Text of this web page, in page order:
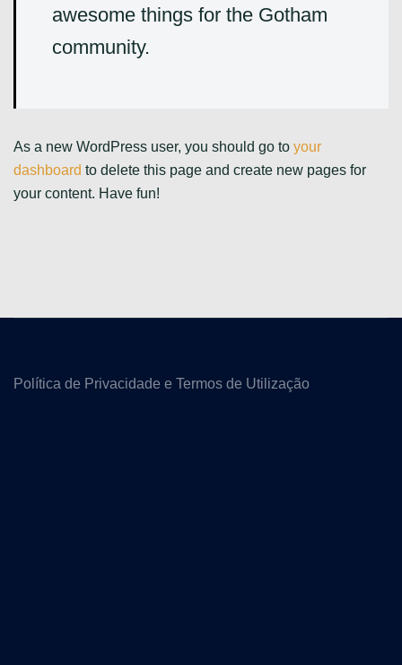
awesome things for the Gotham
community.
As a new WordPress user, you should go to your
dashboard to delete this page and create new pages for
your content. Have fun!
Política de Privacidade e Termos de Utilização